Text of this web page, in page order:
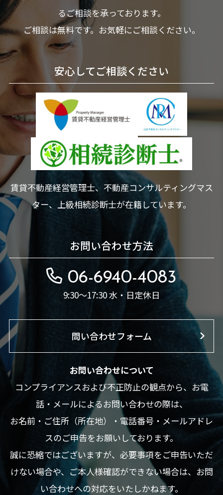
るご相談を承っております。
ご相談は無料です。お気軽にご相談ください。
安心してご相談ください
賃貸不動産経営管理士、不動産コンサルティングマス
ター、上級相続診断士が在籍しています。
お問い合わせ方法
06-6940-4083
9:30～17:30 水・日定休日
問い合わせフォーム
お問い合わせについて
コンプライアンスおよび不正防止の観点から、お電
話・メールによるお問い合わせの際は、
お名前・ご住所（所在地）・電話番号・メールアドレ
スのご申告をお願いしております。
誠に恐縮ではございますが、必要事項をご申告いただ
けない場合や、ご本人様確認ができない場合は、お問
い合わせへの対応をいたしかねます。